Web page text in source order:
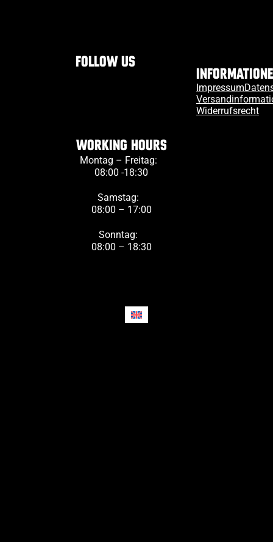
Follow us
Impressum
Widerrufsrecht
Working Hours
Montag – Freitag:
08:00 -18:30
Samstag:
08:00 – 17:00
Sonntag:
08:00 – 18:30